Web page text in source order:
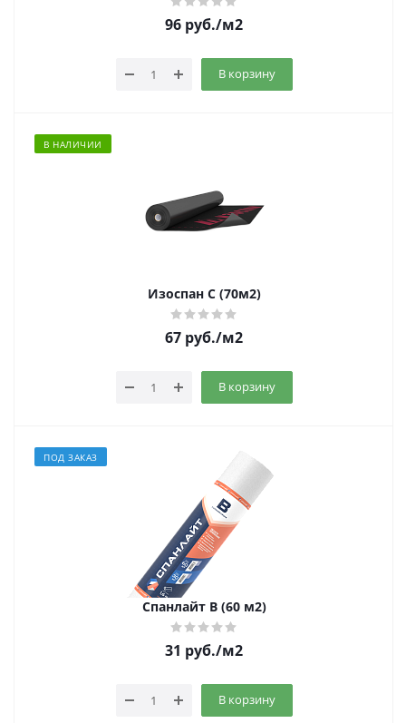
96 руб./м2
В корзину
В НАЛИЧИИ
Изоспан C (70м2)
67 руб./м2
В корзину
ПОД ЗАКАЗ
Спанлайт B (60 м2)
31 руб./м2
В корзину